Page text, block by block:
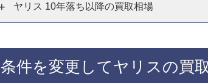
ヤリス 10年落ち以降の買取相場
条件を変更してヤリスの買